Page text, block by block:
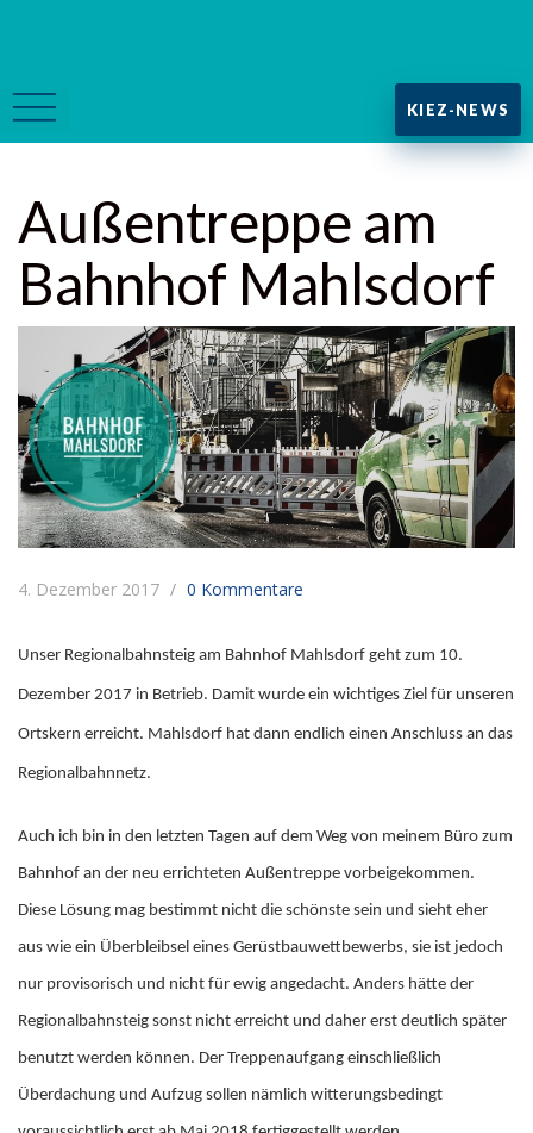
KIEZ-NEWS
Außentreppe am
Bahnhof Mahlsdorf
4. Dezember 2017 0 Kommentare
Unser Regionalbahnsteig am Bahnhof Mahlsdorf geht zum 10.
Dezember 2017 in Betrieb. Damit wurde ein wichtiges Ziel für unseren
Ortskern erreicht. Mahlsdorf hat dann endlich einen Anschluss an das
Regionalbahnnetz.
Auch ich bin in den letzten Tagen auf dem Weg von meinem Büro zum
Bahnhof an der neu errichteten Außentreppe vorbeigekommen.
Diese Lösung mag bestimmt nicht die schönste sein und sieht eher
aus wie ein Überbleibsel eines Gerüstbauwettbewerbs, sie ist jedoch
nur provisorisch und nicht für ewig angedacht. Anders hätte der
Regionalbahnsteig sonst nicht erreicht und daher erst deutlich später
benutzt werden können. Der Treppenaufgang einschließlich
Überdachung und Aufzug sollen nämlich witterungsbedingt